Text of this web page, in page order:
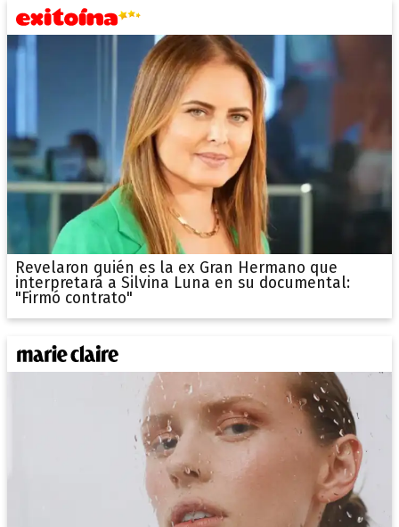
Revelaron quién es la ex Gran Hermano que
interpretará a Silvina Luna en su documental:
"Firmó contrato"